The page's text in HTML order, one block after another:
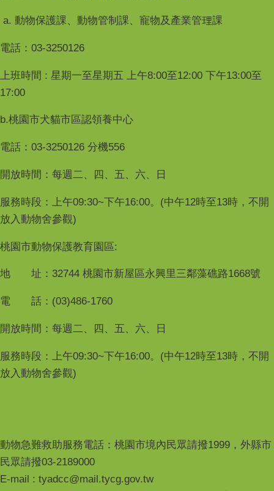
a. 動物保護課、動物管制課、寵物及產業管理課
電話：03-3250126
上班時間 : 星期一至星期五 上午8:00至12:00 下午13:00至
17:00
b.桃園市犬貓市區認領養中心
電話：03-3250126 分機556
開放時間：每週二、四、五、六、日
服務時段：上午09:30~下午16:00。(中午12時至13時，不開
放入動物舍參觀)
桃園市動物保護教育園區:
地 址：32744 桃園市新屋區永興里三鄰藻礁路1668號
電 話：(03)486-1760
開放時間：每週二、四、五、六、日
服務時段：上午09:30~下午16:00。(中午12時至13時，不開
放入動物舍參觀)
動物急難救助服務電話：桃園市境內民眾請撥1999，外縣市
民眾請撥03-2189000
E-mail : tyadcc@mail.tycg.gov.tw